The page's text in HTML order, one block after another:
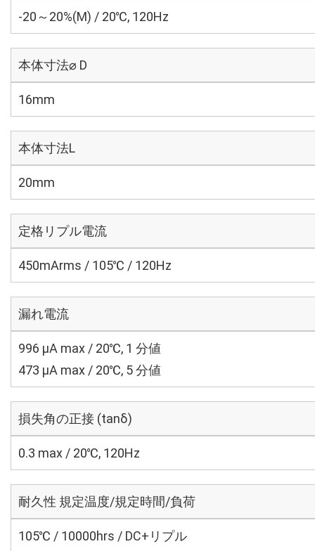
-20～20%(M) / 20℃, 120Hz
本体寸法⌀ D
16mm
本体寸法L
20mm
定格リプル電流
450mArms / 105℃ / 120Hz
漏れ電流
996 μA max / 20℃, 1 分値
473 μA max / 20℃, 5 分値
損失角の正接 (tanδ)
0.3 max / 20℃, 120Hz
耐久性 規定温度/規定時間/負荷
105℃ / 10000hrs / DC+リプル